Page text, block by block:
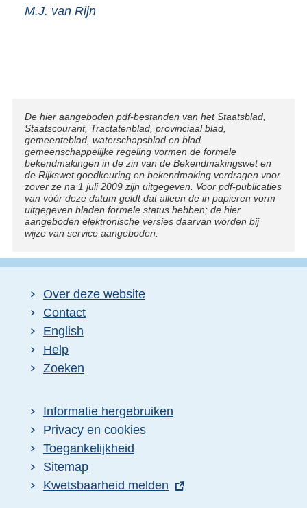
M.J. van Rijn
Disclaimer
De hier aangeboden pdf-bestanden van het Staatsblad,
Staatscourant, Tractatenblad, provinciaal blad,
gemeenteblad, waterschapsblad en blad
gemeenschappelijke regeling vormen de formele
bekendmakingen in de zin van de Bekendmakingswet en
de Rijkswet goedkeuring en bekendmaking verdragen voor
zover ze na 1 juli 2009 zijn uitgegeven. Voor pdf-publicaties
van vóór deze datum geldt dat alleen de in papieren vorm
uitgegeven bladen formele status hebben; de hier
aangeboden elektronische versies daarvan worden bij
wijze van service aangeboden.
Over deze website
Contact
English
Help
Zoeken
Informatie hergebruiken
Privacy en cookies
Toegankelijkheid
Sitemap
E
Kwetsbaarheid melden